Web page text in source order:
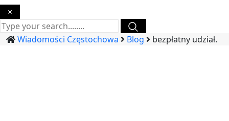
×
Wiadomości Częstochowa Blog bezpłatny udział.